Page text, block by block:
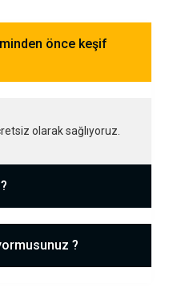
önce keşif
olarak sağlıyoruz.
?